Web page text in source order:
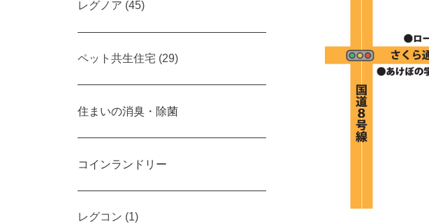
レグノア (45)
ペット共生住宅 (29)
住まいの消臭・除菌
コインランドリー
レグコン (1)